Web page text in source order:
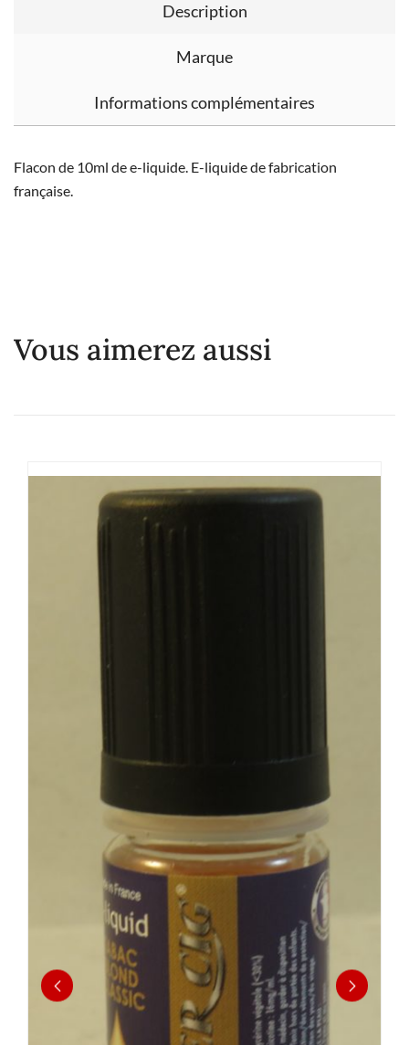
Description
Marque
Informations complémentaires
Flacon de 10ml de e-liquide. E-liquide de fabrication
française.
Vous aimerez aussi